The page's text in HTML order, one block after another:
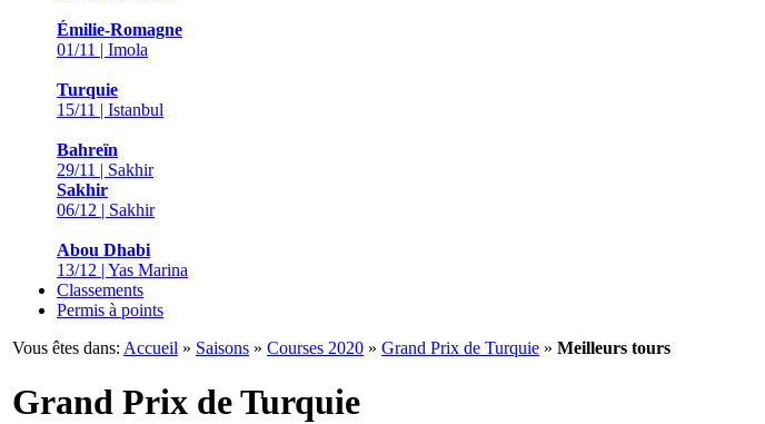
Émilie-Romagne
01/11 | Imola
Turquie
15/11 | Istanbul
Bahreïn
29/11 | Sakhir
Sakhir
06/12 | Sakhir
Abou Dhabi
13/12 | Yas Marina
Classements
Permis à points
Vous êtes dans: Accueil » Saisons » Courses 2020 » Grand Prix de Turquie » Meilleurs tours
Grand Prix de Turquie